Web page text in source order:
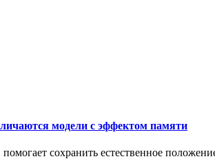
модели с эффектом памяти
сохранить естественное